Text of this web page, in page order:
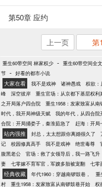
第50章 应约
上一页 第
重生60带空间 林家权少 - 重生60带空间全
节 - 好看的都市小说
大家在看 我不是戏神 诸神愚戏 权欲：
峰
深空彼岸 重生官场：从京都下基层权利
之开局落户四合院
重生1958：发家致富从南
时代，我开局神级天赋
我的年代，从四合院
合院：开局捅娄子，秦淮茹急了
赶海：开局
站内强推 封总，太太想跟你离婚很久了
记
校园修真高手 我不是戏神 绝世毒尊
腹黑老公
官场：救了女领导后，我一路飞升
妻
七零嫁不育军官，军嫂多胎被宠翻 七零
经典收藏 年代1960：穿越南锣鼓巷， 重
村
重生1958：发家致富从南锣鼓巷开始 权